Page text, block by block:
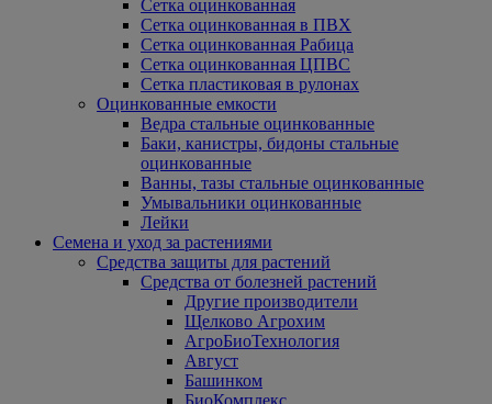
Сетка оцинкованная
Сетка оцинкованная в ПВХ
Сетка оцинкованная Рабица
Сетка оцинкованная ЦПВС
Сетка пластиковая в рулонах
Оцинкованные емкости
Ведра стальные оцинкованные
Баки, канистры, бидоны стальные
оцинкованные
Ванны, тазы стальные оцинкованные
Умывальники оцинкованные
Лейки
Семена и уход за растениями
Средства защиты для растений
Средства от болезней растений
Другие производители
Щелково Агрохим
АгроБиоТехнология
Август
Башинком
БиоКомплекс